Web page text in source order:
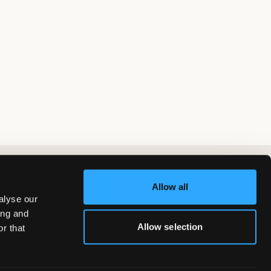
our
and
that
Allow all
Allow selection